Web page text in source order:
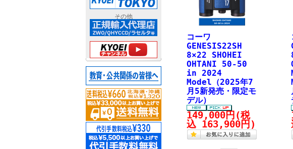
その他
コーワ
GENESIS22SH
8×22 SHOHEI
OHTANI 50-50
in 2024
Model（2025年7
月5新発売・限定モ
デル）
149,000円 (税
込 163,900円)